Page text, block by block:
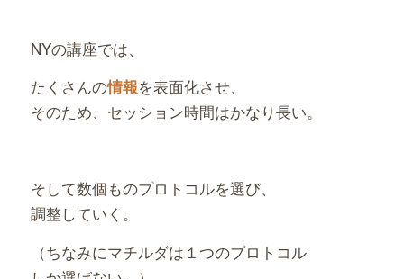
NYの講座では、
たくさんの情報を表面化させ、
そのため、セッション時間はかなり長い。
そして数個ものプロトコルを選び、
調整していく。
（ちなみにマチルダは１つのプロトコル